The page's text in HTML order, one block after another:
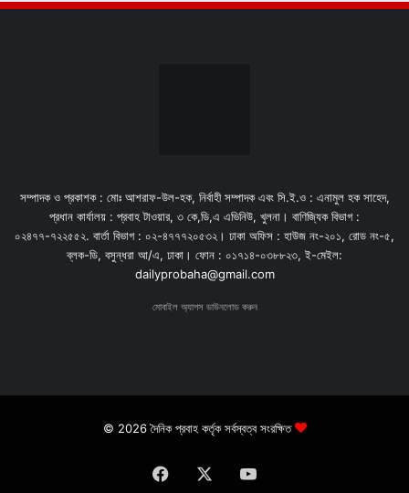
সম্পাদক ও প্রকাশক : মোঃ আশরাফ-উল-হক, নির্বাহী সম্পাদক এবং সি.ই.ও : এনামুল হক সাহেদ,
প্রধান কার্যালয় : প্রবাহ টাওয়ার, ৩ কে,ডি,এ এভিনিউ, খুলনা। বাণিজ্যিক বিভাগ :
০২৪৭৭-৭২২৫৫২. বার্তা বিভাগ : ০২-৪৭৭৭২০৫৩২। ঢাকা অফিস : হাউজ নং-২০১, রোড নং-৫,
ব্লক-ডি, বসুন্ধরা আ/এ, ঢাকা। ফোন : ০১৭১৪-০৩৮৮২৩, ই-মেইল:
dailyprobaha@gmail.com
মোবাইল অ্যাপস ডাউনলোড করুন
© 2026 দৈনিক প্রবাহ কর্তৃক সর্বস্বত্ব সংরক্ষিত
Facebook